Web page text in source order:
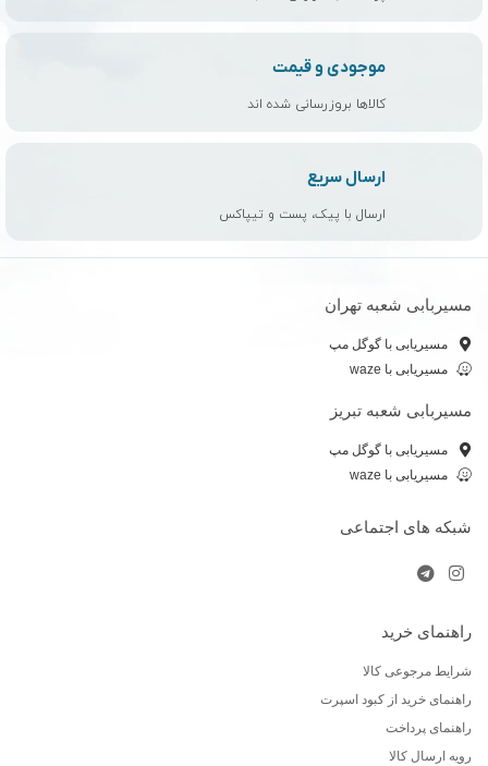
موجودی و قیمت
کالاها بروزرسانی شده اند
ارسال سریع
ارسال با پیک، پست و تیپاکس
مسیربابی شعبه تهران
مسیریابی با گوگل مپ
مسیریابی با waze
مسیربابی شعبه تبریز
مسیریابی با گوگل مپ
مسیریابی با waze
شبکه های اجتماعی
راهنمای خرید
شرایط مرجوعی کالا
راهنمای خرید از کبود اسپرت
راهنمای پرداخت
رویه ارسال کالا